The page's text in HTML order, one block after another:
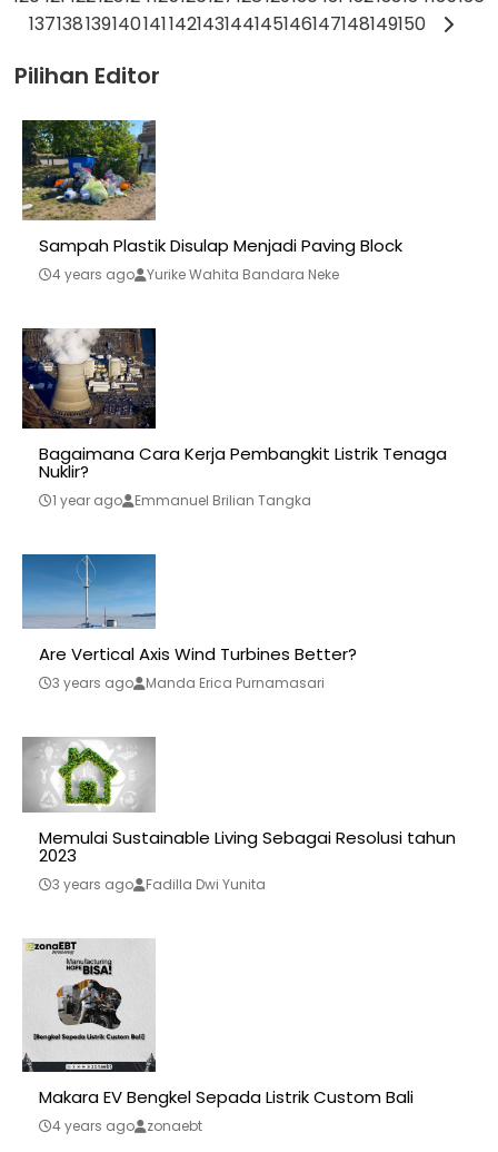
137138139140141142143144145146147148149150
Pilihan Editor
Sampah Plastik Disulap Menjadi Paving Block
4 years ago Yurike Wahita Bandara Neke
Bagaimana Cara Kerja Pembangkit Listrik Tenaga
Nuklir?
1 year ago Emmanuel Brilian Tangka
Are Vertical Axis Wind Turbines Better?
3 years ago Manda Erica Purnamasari
Memulai Sustainable Living Sebagai Resolusi tahun
2023
3 years ago Fadilla Dwi Yunita
Makara EV Bengkel Sepada Listrik Custom Bali
4 years ago zonaebt